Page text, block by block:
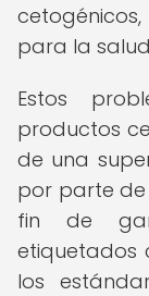
para la
Estos
productos
de una
por parte
fin de
etiquetados
los